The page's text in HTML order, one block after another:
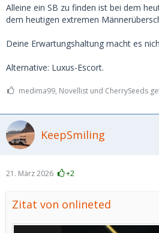
Alleine ein SB zu finden ist bei dem
dem heutigen extremen
Deine Erwartungshaltung macht es
Alternative: Luxus-Escort.
medima99, Novellist und CherrySeeds
KeepSmiling
21. März 2026 +2
Zitat von onlineted